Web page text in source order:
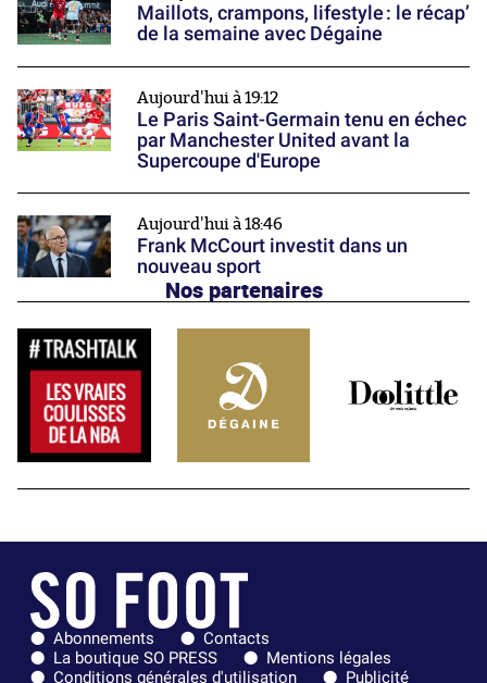
Maillots, crampons, lifestyle : le récap’
de la semaine avec Dégaine
Aujourd'hui à 19:12
Le Paris Saint-Germain tenu en échec
par Manchester United avant la
Supercoupe d'Europe
Aujourd'hui à 18:46
Frank McCourt investit dans un
nouveau sport
Nos partenaires
Abonnements
Contacts
La boutique SO PRESS
Mentions légales
Conditions générales d'utilisation
Publicité